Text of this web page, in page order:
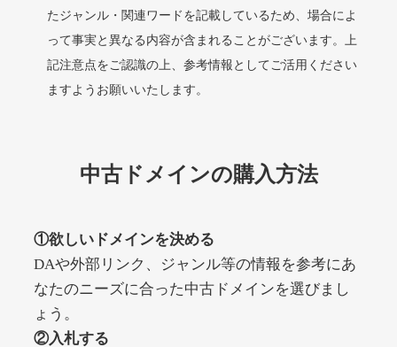
詳細を見る
DA51 外部リンク数 1202 ドメイン年齢1年
入札 0件
詳細を見る
10,800円 入札 0件
たジャンル・関連ワードを記載しているため、場合によ
って事実と異なる内容が含まれることがございます。上
記注意点をご認識の上、参考情報としてご活用ください
ますようお願いいたします。
中古ドメインの購入方法
①欲しいドメインを決める
DAや外部リンク、ジャンル等の情報を参考にあ
なたのニーズに合った中古ドメインを選びまし
ょう。
②入札する